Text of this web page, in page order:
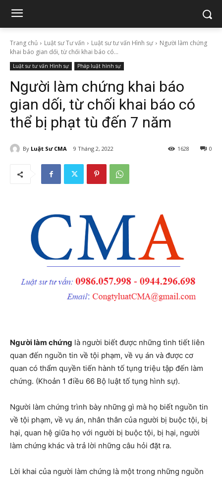
Trang chủ Luật sư Tư vấn Luật sư tư vấn Hình sự
Người làm chứng
khai báo gian dối, từ chối khai báo có...
Luật sư tư vấn Hình sự Pháp luật hình sự
Người làm chứng khai báo
gian dối, từ chối khai báo có
thể bị phạt tù đến 7 năm
By Luật Sư CMA 9 Tháng 2, 2022 0
1628
Người làm chứng là người biết được những tình tiết liên
quan đến nguồn tin về tội phạm, về vụ án và được cơ
quan có thẩm quyền tiến hành tố tụng triệu tập đến làm
chứng. (Khoản 1 điều 66 Bộ luật tố tụng hình sự).
Người làm chứng trình bày những gì mà họ biết nguồn tin
về tội phạm, về vụ án, nhân thân của người bị buộc tội, bị
hại, quan hệ giữa họ với người bị buộc tội, bị hại, người
làm chứng khác và trả lời những câu hỏi đặt ra.
Lời khai của người làm chứng là một trong những nguồn